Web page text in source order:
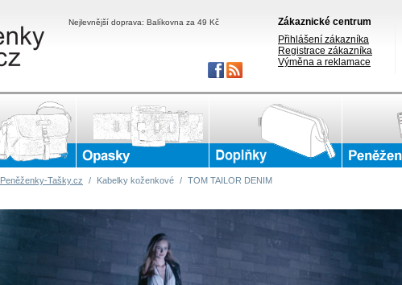
Nejlevnější doprava: Balíkovna za 49 Kč
Zákaznické centrum
Přihlášení zákazníka
Registrace zákazníka
Výměna a reklamace
Peněženky-Tašky.cz / Kabelky koženkové / TOM TAILOR DENIM